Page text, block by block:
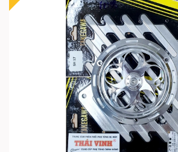
Cho vào giỏ hàng